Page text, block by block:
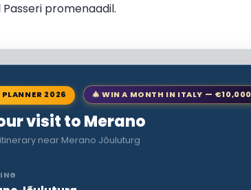
Passeri promenaadil.
2026 🎄 WIN A MONTH IN ITALY —
visit to Merano
near Merano Jõuluturg